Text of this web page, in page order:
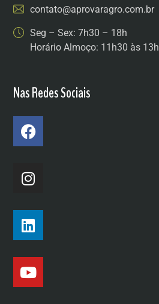
contato@aprovaragro.com.br
Seg – Sex: 7h30 – 18h
Horário Almoço: 11h30 às 13h
Nas Redes Sociais